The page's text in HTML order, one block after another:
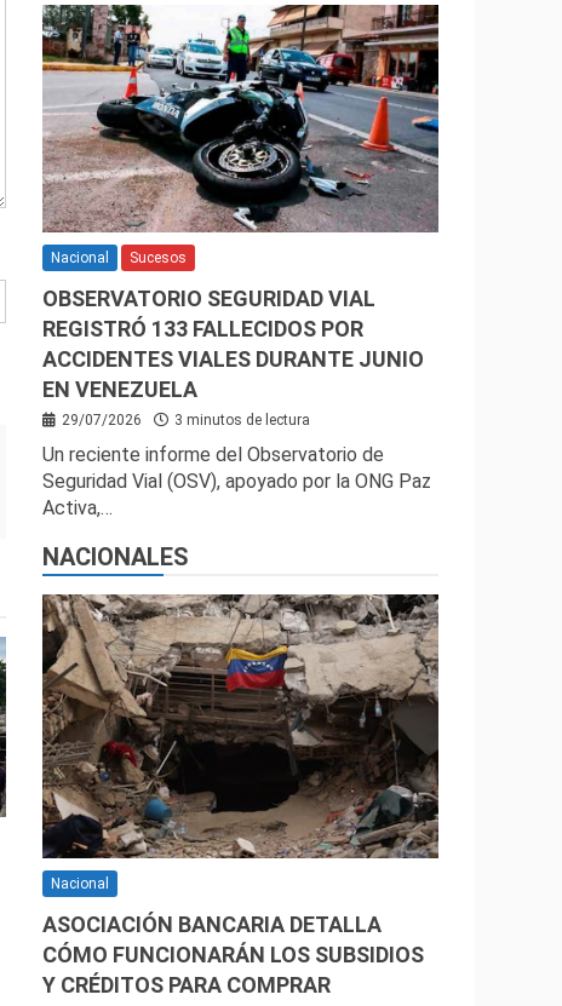
Nacional Sucesos
OBSERVATORIO SEGURIDAD VIAL
REGISTRÓ 133 FALLECIDOS POR
ACCIDENTES VIALES DURANTE JUNIO
EN VENEZUELA
29/07/2026 3 minutos de lectura
Un reciente informe del Observatorio de
Seguridad Vial (OSV), apoyado por la ONG Paz
Activa,…
NACIONALES
Nacional
ASOCIACIÓN BANCARIA DETALLA
CÓMO FUNCIONARÁN LOS SUBSIDIOS
Y CRÉDITOS PARA COMPRAR